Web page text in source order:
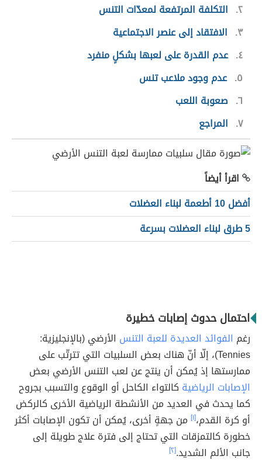
٢ التكلفة المرتفعة لمعدّات التنس
٣
الافتقاد إلى عنصر الاجتماعية
٤ عدم القدرة على لعبها بشكلٍ منفرد
٥ عدم وجود ملاعب تنس
٦ صعوبة اللعب
٧ المراجع
اقرأ أيضاً
أفضل 10 أطعمة لبناء العضلات
5 طرق لبناء العضلات بسرعة
احتمال حدوث إصابات خطيرة
رغم الفوائد العديدة للعبة التنس الأرضي (بالإنجليزية:
Tennies)، إلّا أنّ هناك بعض السلبيات التي تترتّب على
ممارستها إذ يُمكن أن ينتج عن لعب التنس الأرضي بعض
الإصابات الرياضية كالتواء الكاحل أو الوقوع والتسبب بجروح
كما يحدث في العديد من الأنشطة الرياضية الأخرى كالركض
أو كرة القدم،[١] من جهةٍ أخرى، يُمكن أن تكون الإصابات أكثر
خطورة كالتمزقات التي تحتاج إلى فترة علاج طويلة إلى
جانب الألم الشديد.[٢]